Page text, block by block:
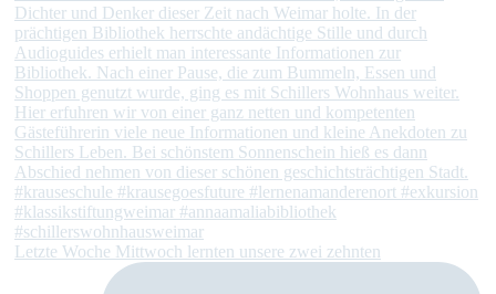
Letzte Woche Mittwoch lernten unsere zwei zehnten